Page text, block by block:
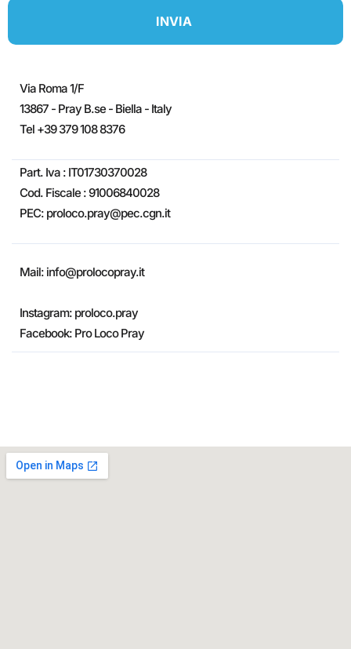
INVIA
Via Roma 1/F
13867 - Pray B.se - Biella - Italy
Tel +39 379 108 8376
Part. Iva : IT01730370028
Cod. Fiscale : 91006840028
PEC: proloco.pray@pec.cgn.it
Mail: info@prolocopray.it
Instagram: proloco.pray
Facebook: Pro Loco Pray